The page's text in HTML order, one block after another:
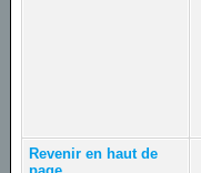
Revenir en haut de